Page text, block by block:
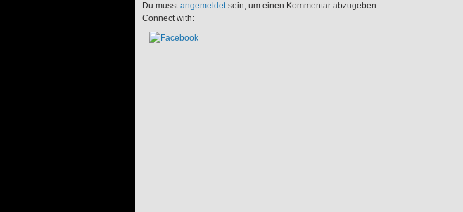
Du musstangemeldetsein, um einen Kommentar abzugeben.
Connect with: